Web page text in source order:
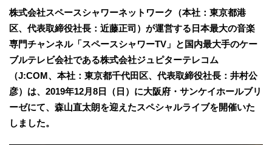
株式会社スペースシャワーネットワーク（本社：東京都港
区、代表取締役社長：近藤正司）が運営する日本最大の音楽
専門チャンネル「スペースシャワーTV」と国内最大手のケー
ブルテレビ会社である株式会社ジュピターテレコム
（J:COM、本社：東京都千代田区、代表取締役社長：井村公
彦）は、2019年12月8日（日）に大阪府・サンケイホールブリ
ーゼにて、森山直太朗を迎えたスペシャルライブを開催いた
しました。